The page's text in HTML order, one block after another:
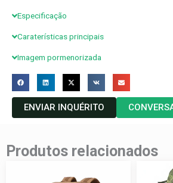
Especificação
Caraterísticas principais
Imagem pormenorizada
ENVIAR INQUÉRITO
Produtos relacionados